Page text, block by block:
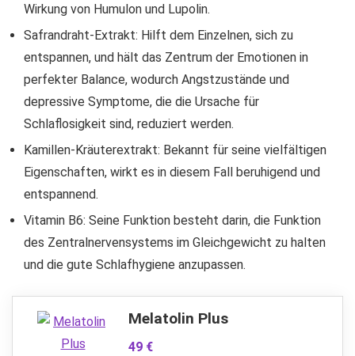
Wirkung von Humulon und Lupolin.
Safrandraht-Extrakt: Hilft dem Einzelnen, sich zu
entspannen, und hält das Zentrum der Emotionen in
perfekter Balance, wodurch Angstzustände und
depressive Symptome, die die Ursache für
Schlaflosigkeit sind, reduziert werden.
Kamillen-Kräuterextrakt: Bekannt für seine vielfältigen
Eigenschaften, wirkt es in diesem Fall beruhigend und
entspannend.
Vitamin B6: Seine Funktion besteht darin, die Funktion
des Zentralnervensystems im Gleichgewicht zu halten
und die gute Schlafhygiene anzupassen.
Melatolin Plus
49 €